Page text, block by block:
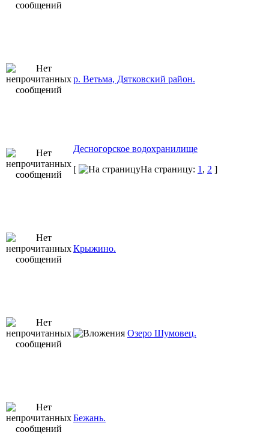
р. Ветьма, Дятковский район.
Десногорское водохранилище
[
На страницу: 1 , 2 ]
Крыжино.
Озеро Шумовец.
Бежань.